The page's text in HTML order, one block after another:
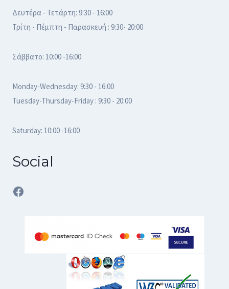
Δευτέρα - Τετάρτη: 9:30 - 16:00
Τρίτη - Πέμπτη - Παρασκευή : 9:30- 20:00
Σάββατο: 10:00 -16:00
Monday-Wednesday: 9:30 - 16:00
Tuesday-Thursday-Friday : 9:30 - 20:00
Saturday: 10:00 -16:00
Social
Facebook